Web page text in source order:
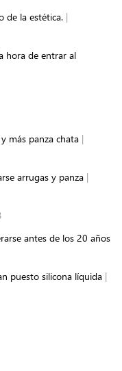
de la estética. |
hora de entrar al
más panza chata |
arrugas y panza |
antes de los 20 años
puesto silicona líquida |